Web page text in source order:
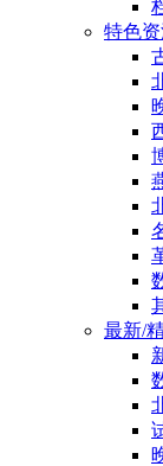
特色
最新/